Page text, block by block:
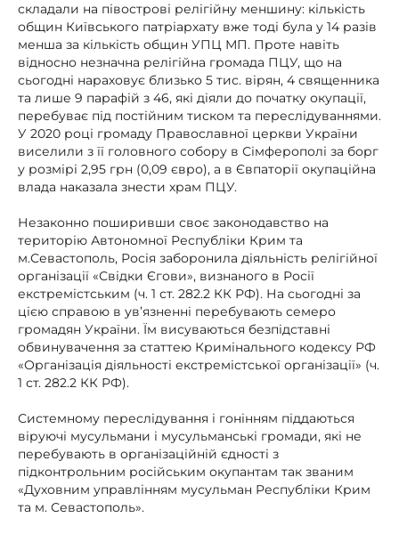
складали на півострові релігійну меншину: кількість
общин Київського патріархату вже тоді була у 14 разів
менша за кількість общин УПЦ МП. Проте навіть
відносно незначна релігійна громада ПЦУ, що на
сьогодні нараховує близько 5 тис. вірян, 4 священника
та лише 9 парафій з 46, які діяли до початку окупації,
перебуває під постійним тиском та переслідуваннями.
У 2020 році громаду Православної церкви України
виселили з її головного собору в Сімферополі за борг
у розмірі 2,95 грн (0,09 євро), а в Євпаторії окупаційна
влада наказала знести храм ПЦУ.
Незаконно поширивши своє законодавство на
територію Автономної Республіки Крим та
м.Севастополь, Росія заборонила діяльність релігійної
організації «Свідки Єгови», визнаного в Росії
екстремістським (ч. 1 ст. 282.2 КК РФ). На сьогодні за
цією справою в ув’язненні перебувають семеро
громадян України. Їм висуваються безпідставні
обвинувачення за статтею Кримінального кодексу РФ
«Організація діяльності екстремістської організації» (ч.
1 ст. 282.2 КК РФ).
Системному переслідування і гонінням піддаються
віруючі мусульмани і мусульманські громади, які не
перебувають в організаційній єдності з
підконтрольним російським окупантам так званим
«Духовним управлінням мусульман Республіки Крим
та м. Севастополь».